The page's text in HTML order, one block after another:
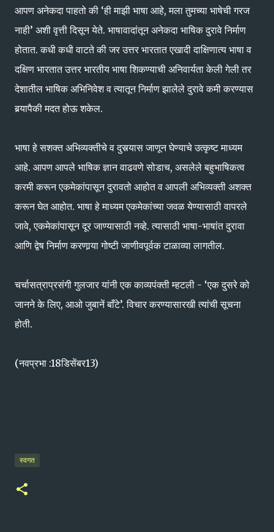
आपण अनेकदा पाहतो की ‘ही माझी भाषा आहे, मला तुमच्या भाषेची गरज
नाही’ अशी वृत्ती दिसून येते. भाषावादांतून अनेकदा भाषिक दुरावे निर्माण
होतात. कधी कधी वाटते की जर उत्तर भारतात एखादी दाक्षिणात्य भाषा व
दक्षिण भारतात उत्तर भारतीय भाषा शिकण्याची अनिवार्यता केली गेली तर
देशातील भाषिक अभिनिवेश व त्यातून निर्माण झालेले दुरावे कमी करण्यास
बर्‍यापैकी मदत होऊ शकेल.
भाषा हे सशक्त अभिव्यक्तीचे व दुसर्‍यास जाणून घेण्याचे उत्कृष्ट माध्यम
आहे. आपण आपले भाषिक ज्ञान वाढवणे सोडाच, असलेले बहुभाषिकत्व
करमी करून एकमेकांपासून दुरावतो आहोत व आपली अभिव्यक्ती अशक्त
करून घेत आहोत. भाषा हे माध्यम एकमेकांच्या जवळ येण्यासाठी वापरले
जावे, एकमेकांपासून दूर जाण्यासाठी नव्हे. त्यासाठी भाषा-भाषांत दुरावा
आणि द्वेष निर्माण करणार्‍या गोष्टी जाणीवपूर्वक टाळाव्या लागतील.
चर्चासत्राप्रसंगी गुलजार यांनी एक काव्यपंक्ती म्हटली - ‘एक दुसरे को
जानने के लिए, आओ जुबानें बाँटे’. विचार करण्यासारखी त्यांची सूचना
होती.
(नवप्रभा :18डिसेंबर13)
स्वगत​